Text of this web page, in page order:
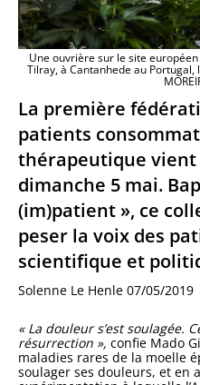
Une ouvrière sur le site
Tilray, à Cantanhede au Portugal,
La première
patients
thérapeutique vient
dimanche 5 mai.
(im)patient », ce
peser la voix des
scientifique et
Solenne Le Henle 07/05/2019
« La douleur s’est soulagée.
résurrection », confie Mado
maladies rares de la moelle
soulager ses douleurs, et en